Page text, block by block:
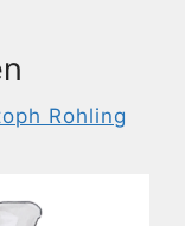
Rohling